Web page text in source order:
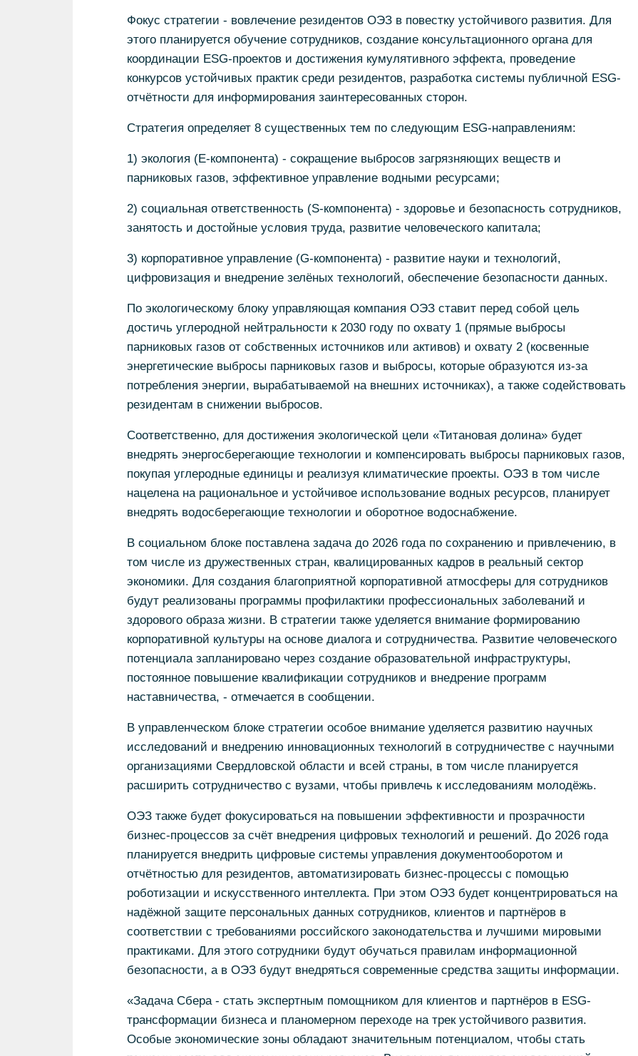
Фокус стратегии - вовлечение резидентов ОЭЗ в повестку устойчивого развития. Для
этого планируется обучение сотрудников, создание консультационного органа для
координации ESG-проектов и достижения кумулятивного эффекта, проведение
конкурсов устойчивых практик среди резидентов, разработка системы публичной ESG-
отчётности для информирования заинтересованных сторон.
Стратегия определяет 8 существенных тем по следующим ESG-направлениям:
1) экология (E-компонента) - сокращение выбросов загрязняющих веществ и
парниковых газов, эффективное управление водными ресурсами;
2) социальная ответственность (S-компонента) - здоровье и безопасность сотрудников,
занятость и достойные условия труда, развитие человеческого капитала;
3) корпоративное управление (G-компонента) - развитие науки и технологий,
цифровизация и внедрение зелёных технологий, обеспечение безопасности данных.
По экологическому блоку управляющая компания ОЭЗ ставит перед собой цель
достичь углеродной нейтральности к 2030 году по охвату 1 (прямые выбросы
парниковых газов от собственных источников или активов) и охвату 2 (косвенные
энергетические выбросы парниковых газов и выбросы, которые образуются из-за
потребления энергии, вырабатываемой на внешних источниках), а также содействовать
резидентам в снижении выбросов.
Соответственно, для достижения экологической цели «Титановая долина» будет
внедрять энергосберегающие технологии и компенсировать выбросы парниковых газов,
покупая углеродные единицы и реализуя климатические проекты. ОЭЗ в том числе
нацелена на рациональное и устойчивое использование водных ресурсов, планирует
внедрять водосберегающие технологии и оборотное водоснабжение.
В социальном блоке поставлена задача до 2026 года по сохранению и привлечению, в
том числе из дружественных стран, квалицированных кадров в реальный сектор
экономики. Для создания благоприятной корпоративной атмосферы для сотрудников
будут реализованы программы профилактики профессиональных заболеваний и
здорового образа жизни. В стратегии также уделяется внимание формированию
корпоративной культуры на основе диалога и сотрудничества. Развитие человеческого
потенциала запланировано через создание образовательной инфраструктуры,
постоянное повышение квалификации сотрудников и внедрение программ
наставничества, - отмечается в сообщении.
В управленческом блоке стратегии особое внимание уделяется развитию научных
исследований и внедрению инновационных технологий в сотрудничестве с научными
организациями Свердловской области и всей страны, в том числе планируется
расширить сотрудничество с вузами, чтобы привлечь к исследованиям молодёжь.
ОЭЗ также будет фокусироваться на повышении эффективности и прозрачности
бизнес-процессов за счёт внедрения цифровых технологий и решений. До 2026 года
планируется внедрить цифровые системы управления документооборотом и
отчётностью для резидентов, автоматизировать бизнес-процессы с помощью
роботизации и искусственного интеллекта. При этом ОЭЗ будет концентрироваться на
надёжной защите персональных данных сотрудников, клиентов и партнёров в
соответствии с требованиями российского законодательства и лучшими мировыми
практиками. Для этого сотрудники будут обучаться правилам информационной
безопасности, а в ОЭЗ будут внедряться современные средства защиты информации.
«Задача Сбера - стать экспертным помощником для клиентов и партнёров в ESG-
трансформации бизнеса и планомерном переходе на трек устойчивого развития.
Особые экономические зоны обладают значительным потенциалом, чтобы стать